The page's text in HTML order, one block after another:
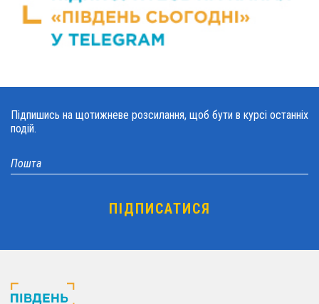
Підпишись на щотижневе розсилання, щоб бути в курсі останніх
подій.